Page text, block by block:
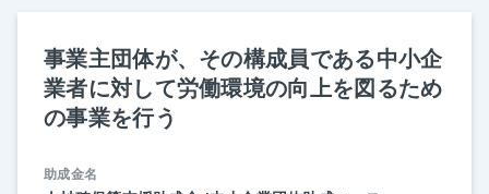
事業主団体が、その構成員である中小企
業者に対して労働環境の向上を図るため
の事業を行う
助成金名